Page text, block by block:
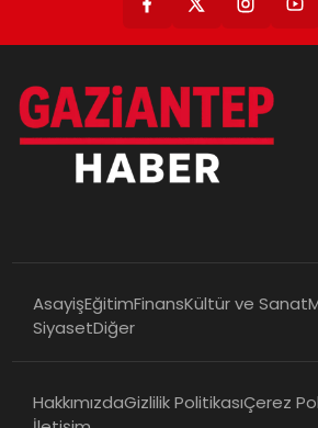
AsayişEğitimFinansKültür ve Sanat
SiyasetDiğer
HakkımızdaGizlilik PolitikasıÇerez